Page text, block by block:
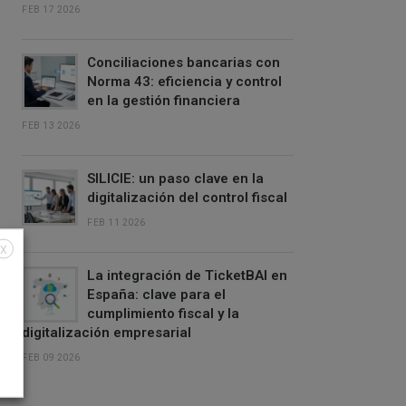
FEB 17 2026
Conciliaciones bancarias con
Norma 43: eficiencia y control
en la gestión financiera
FEB 13 2026
SILICIE: un paso clave en la
digitalización del control fiscal
FEB 11 2026
La integración de TicketBAI en
España: clave para el
cumplimiento fiscal y la
digitalización empresarial
FEB 09 2026
X